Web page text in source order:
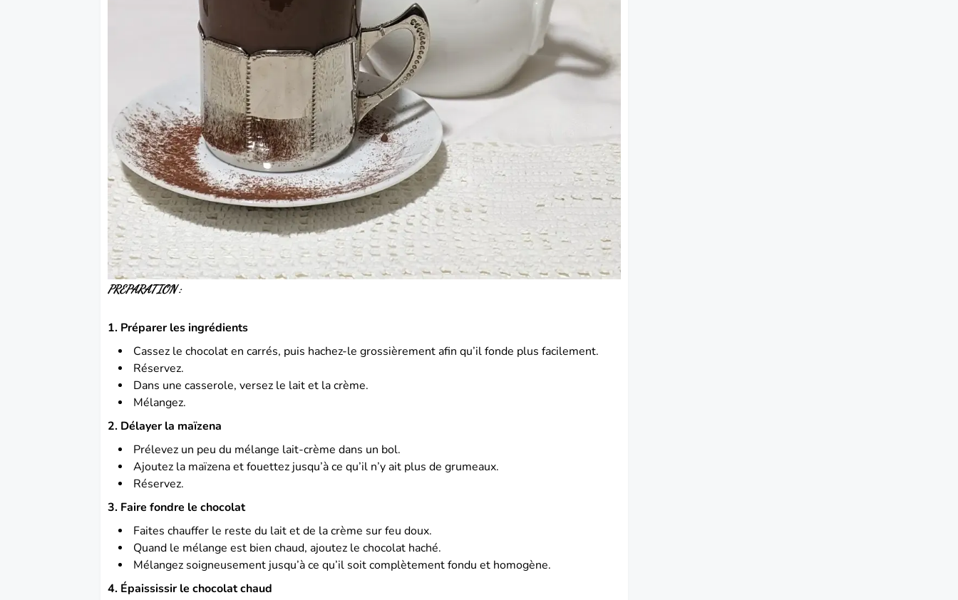
PREPARATION :
1. Préparer les ingrédients
Cassez le chocolat en carrés, puis hachez-le grossièrement afin qu’il fonde plus facilement.
Réservez.
Dans une casserole, versez le lait et la crème.
Mélangez.
2. Délayer la maïzena
Prélevez un peu du mélange lait-crème dans un bol.
Ajoutez la maïzena et fouettez jusqu’à ce qu’il n’y ait plus de grumeaux.
Réservez.
3. Faire fondre le chocolat
Faites chauffer le reste du lait et de la crème sur feu doux.
Quand le mélange est bien chaud, ajoutez le chocolat haché.
Mélangez soigneusement jusqu’à ce qu’il soit complètement fondu et homogène.
4. Épaississir le chocolat chaud